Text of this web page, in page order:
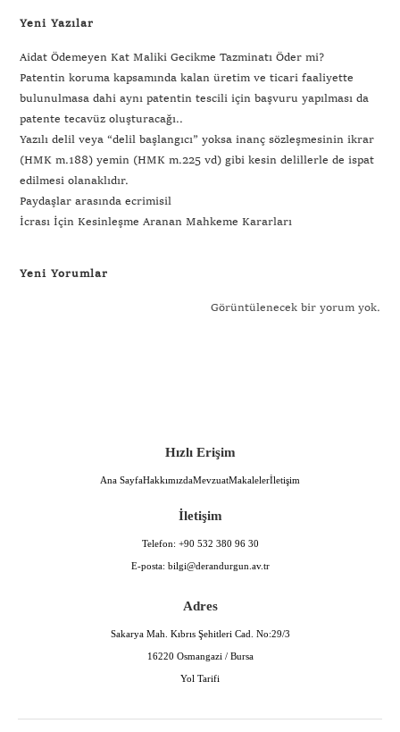
Yeni Yazılar
Aidat Ödemeyen Kat Maliki Gecikme Tazminatı Öder mi?
Patentin koruma kapsamında kalan üretim ve ticari faaliyette
bulunulmasa dahi aynı patentin tescili için başvuru yapılması da
patente tecavüz oluşturacağı..
Yazılı delil veya “delil başlangıcı” yoksa inanç sözleşmesinin ikrar
(HMK m.188) yemin (HMK m.225 vd) gibi kesin delillerle de ispat
edilmesi olanaklıdır.
Paydaşlar arasında ecrimisil
İcrası İçin Kesinleşme Aranan Mahkeme Kararları
Yeni Yorumlar
Görüntülenecek bir yorum yok.
Hızlı Erişim
Ana SayfaHakkımızdaMevzuatMakalelerİletişim
İletişim
Telefon: +90 532 380 96 30
E-posta: bilgi@derandurgun.av.tr
Adres
Sakarya Mah. Kıbrıs Şehitleri Cad. No:29/3
16220 Osmangazi / Bursa
Yol Tarifi